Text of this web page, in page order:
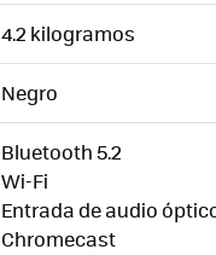
4.2 kilogramos
Negro
Bluetooth 5.2
Wi-Fi
Entrada de audio
Chromecast